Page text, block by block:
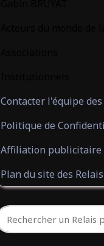
Contacter l'équipe
Politique de
Affiliation publicitaire
Plan du site des